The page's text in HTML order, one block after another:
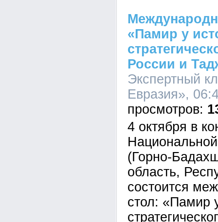
«Памир у
России и
Экспертный
Евразия»,
4 октября в
(Горно-
область,
состоится
стол: «Памир